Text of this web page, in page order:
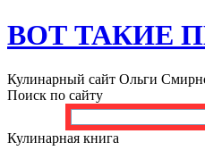
ВОТ ТАКИЕ
Кулинарный сайт Ольги
Поиск по сайту
Кулинарная книга